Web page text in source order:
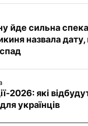
йде сильна
назвала дату,
2026: які
українців